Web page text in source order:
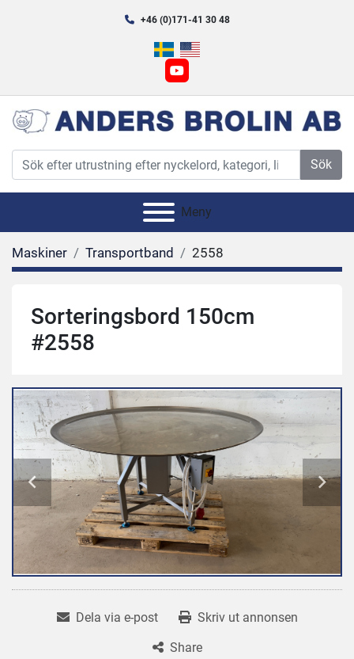
+46 (0)171-41 30 48
youtube
Sök
Meny
Maskiner Transportband 2558
Sorteringsbord 150cm
#2558
Dela via e-post
Skriv ut annonsen
Share